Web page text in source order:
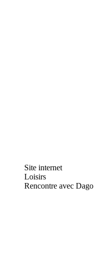
Site internet
Loisirs
Rencontre avec Dago